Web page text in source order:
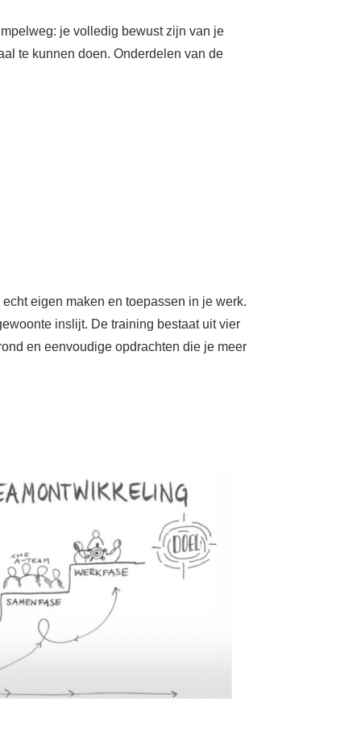
je volledig bewust zijn van je
te kunnen doen. Onderdelen van de
eigen maken en toepassen in je werk.
inslijt. De training bestaat uit vier
en eenvoudige opdrachten die je meer